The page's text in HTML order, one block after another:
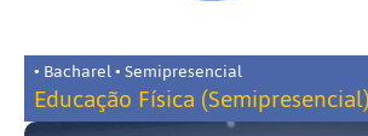
• Bacharel • Semipresencial
Educação Física (Semipresencial)